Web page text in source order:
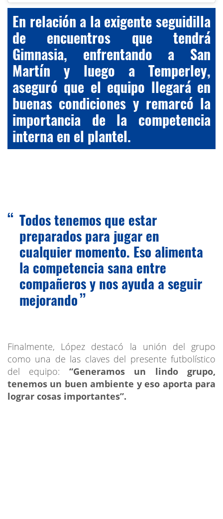
En relación a la exigente seguidilla
de encuentros que tendrá
Gimnasia, enfrentando a San
Martín y luego a Temperley,
aseguró que el equipo llegará en
buenas condiciones y remarcó la
importancia de la competencia
interna en el plantel.
Todos tenemos que estar
preparados para jugar en
cualquier momento. Eso alimenta
la competencia sana entre
compañeros y nos ayuda a seguir
mejorando
Finalmente, López destacó la unión del grupo
como una de las claves del presente futbolístico
del equipo: “Generamos un lindo grupo,
tenemos un buen ambiente y eso aporta para
lograr cosas importantes”.